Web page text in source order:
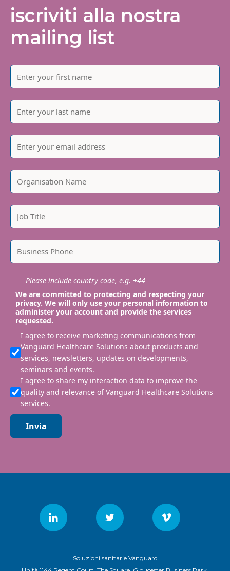
iscriviti alla nostra
mailing list
Please include country code, e.g. +44
We are committed to protecting and respecting your
privacy. We will only use your personal information to
administer your account and provide the services
requested.
I agree to receive marketing communications from
Vanguard Healthcare Solutions about products and
services, newsletters, updates on developments,
seminars and events.
I agree to share my interaction data to improve the
quality and relevance of Vanguard Healthcare Solutions
services.
Invia
Soluzioni sanitarie Vanguard